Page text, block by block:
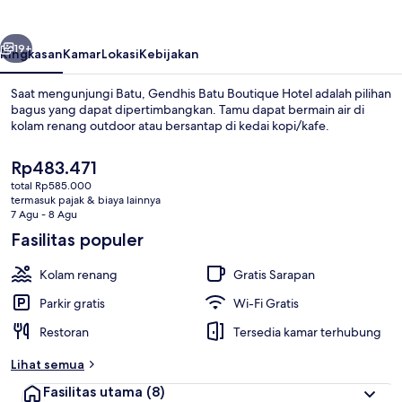
Berikutnya
19+
RingkasanKamarLokasiKebijakan
Saat mengunjungi Batu, Gendhis Batu Boutique Hotel adalah pilihan
bagus yang dapat dipertimbangkan. Tamu dapat bermain air di
kolam renang outdoor atau bersantap di kedai kopi/kafe.
Harga
saat
ini
Rp483.471
Rp483.471
total Rp585.000
termasuk pajak & biaya lainnya
7 Agu - 8 Agu
Fasilitas populer
Kolam renang
Gratis Sarapan
Parkir gratis
Wi-Fi Gratis
Restoran
Tersedia kamar terhubung
Lihat semua
Fasilitas utama (8)